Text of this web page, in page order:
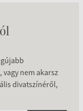
nem akarsz
divatszínéről,